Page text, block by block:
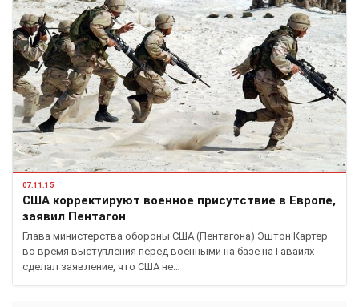
07.11.15
США корректируют военное присутствие в Европе,
заявил Пентагон
Глава министерства обороны США (Пентагона) Эштон Картер
во время выступления перед военными на базе на Гавайях
сделал заявление, что США не…